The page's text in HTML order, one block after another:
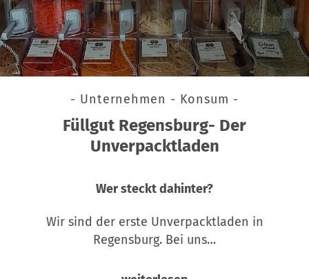
- Unternehmen - Konsum -
Füllgut Regensburg- Der
Unverpacktladen
Wer steckt dahinter?
Wir sind der erste Unverpacktladen in
Regensburg. Bei uns…